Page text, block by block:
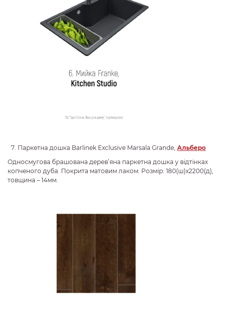
Паркетна дошка Barlinek Exclusive Marsala Grande, Альберо
Односмугова брашована дерев’яна паркетна дошка у відтінках
копченого дуба. Покрита матовим лаком. Розмір: 180(ш)х2200(д),
товщина – 14мм.